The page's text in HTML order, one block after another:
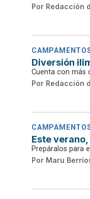
Por Redacción
Diversión
Cuenta con más
Por Redacción
Este
Prepáralos para
Por Maru